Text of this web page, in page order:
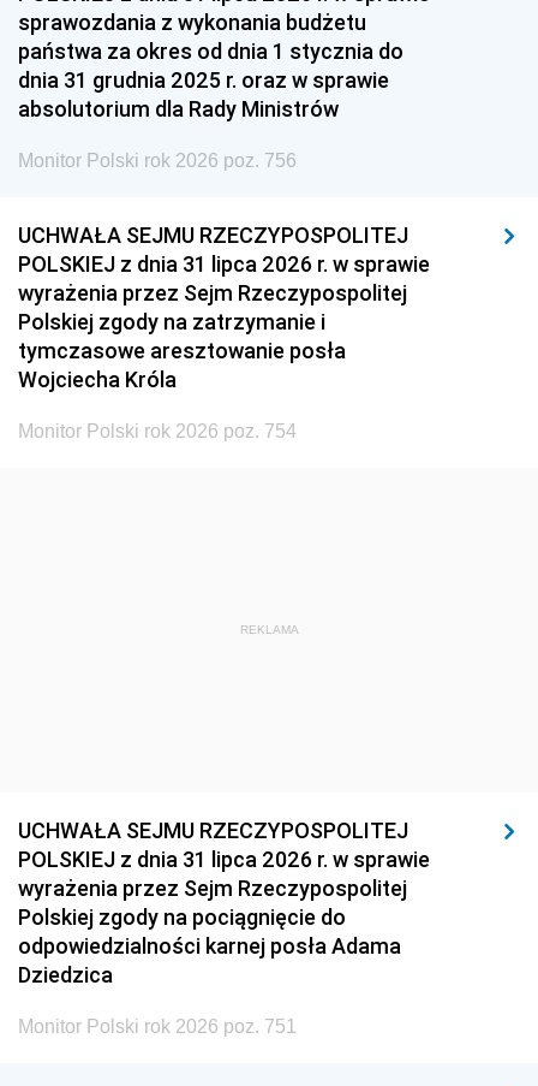
1936 1930
sprawozdania z wykonania budżetu
państwa za okres od dnia 1 stycznia do
dnia 31 grudnia 2025 r. oraz w sprawie
absolutorium dla Rady Ministrów
Monitor Polski rok 2026 poz. 756
UCHWAŁA SEJMU RZECZYPOSPOLITEJ
POLSKIEJ z dnia 31 lipca 2026 r. w sprawie
wyrażenia przez Sejm Rzeczypospolitej
Polskiej zgody na zatrzymanie i
tymczasowe aresztowanie posła
Wojciecha Króla
Monitor Polski rok 2026 poz. 754
REKLAMA
UCHWAŁA SEJMU RZECZYPOSPOLITEJ
POLSKIEJ z dnia 31 lipca 2026 r. w sprawie
wyrażenia przez Sejm Rzeczypospolitej
Polskiej zgody na pociągnięcie do
odpowiedzialności karnej posła Adama
Dziedzica
Monitor Polski rok 2026 poz. 751